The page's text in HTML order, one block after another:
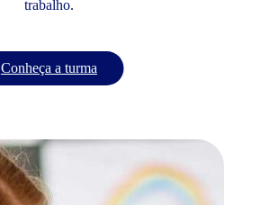
trabalho.
Conheça a turma